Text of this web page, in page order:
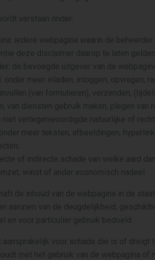
verstaan onder:
iedere webpagina waarin de
deze disclaimer daarop te laten
de bevoegde uitgever van de
onder meer inladen, inloggen, opvragen,
(van formulieren), verzenden,
van diensten gebruik maken, plegen van
niet vertegenwoordigde natuurlijke of
meer teksten, afbeeldingen,
of indirecte schade van welke aard
winst of ander economisch nadeel.
de inhoud van de webpagina in de
aanzien van de deugdelijkheid,
en voor particulier gebruik bedoeld.
aansprakelijk voor schade die is of
met het gebruik van de webpagina